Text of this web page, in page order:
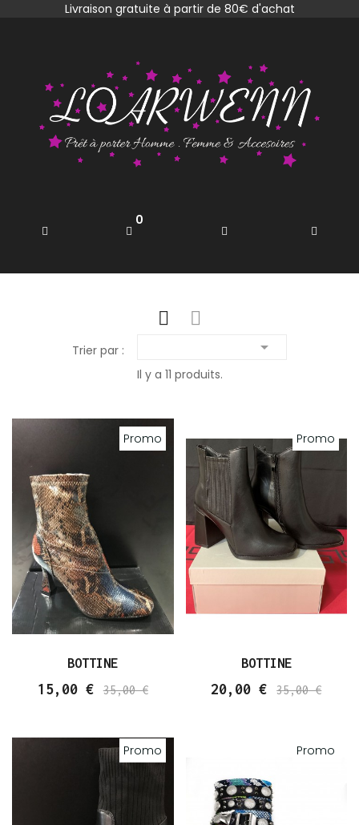
Livraison gratuite à partir de 80€ d'achat
0
Trier par : 
Il y a 11 produits.
Promo
BOTTINE
15,00 € 35,00 €
Promo
BOTTINE
20,00 € 35,00 €
Promo Promo